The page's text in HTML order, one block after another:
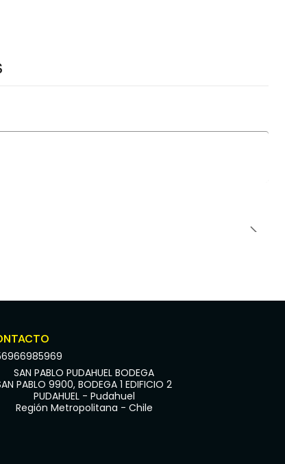
SAN PABLO PUDAHUEL BODEGA
PABLO 9900, BODEGA 1 EDIFICIO 2
PUDAHUEL - Pudahuel
Región Metropolitana - Chile